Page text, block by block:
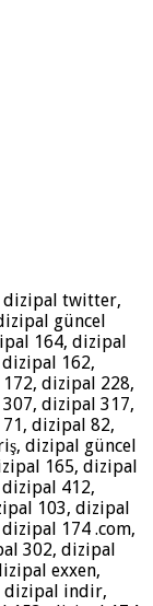
dizipal twitter,
güncel
164, dizipal
162,
dizipal 228,
dizipal 317,
dizipal 82,
dizipal güncel
165, dizipal
412,
103, dizipal
174 .com,
302, dizipal
exxen,
dizipal indir,